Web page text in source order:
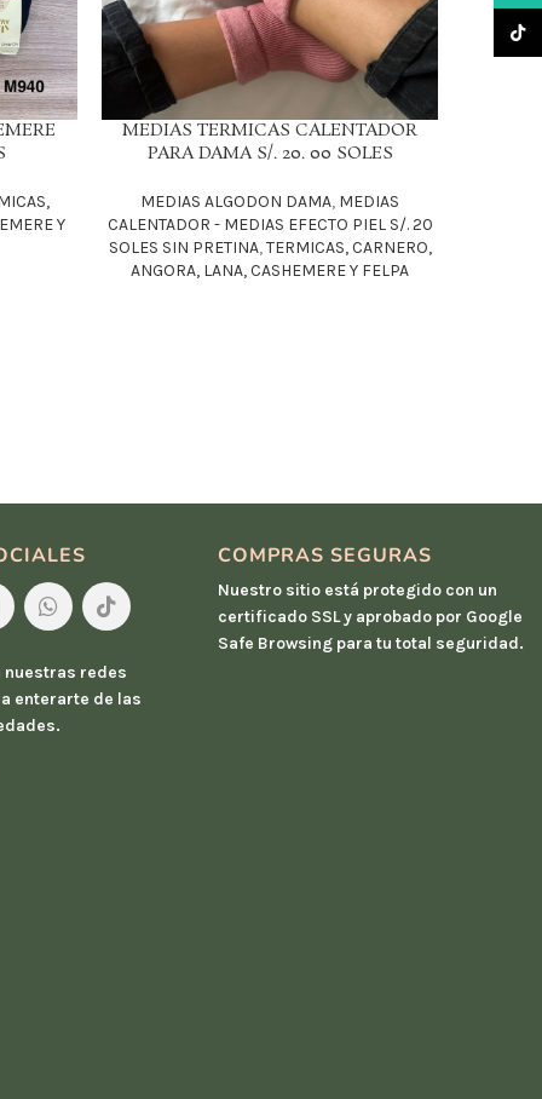
Y
LEER MÁS
MEDIAS TERMICAS CALENTADOR
PARA DAMA S/. 20. 00 SOLES
MEDIAS ALGODON DAMA, MEDIAS
CALENTADOR - MEDIAS EFECTO PIEL S/. 20
SOLES SIN PRETINA,TERMICAS, CARNERO,
ANGORA, LANA, CASHEMERE Y FELPA
nuestras redes
enterarte de las
COMPRAS SEGURAS
Nuestro sitio está protegido con un
certificado SSL y aprobado por Google
Safe Browsing para tu total seguridad.
TikTok